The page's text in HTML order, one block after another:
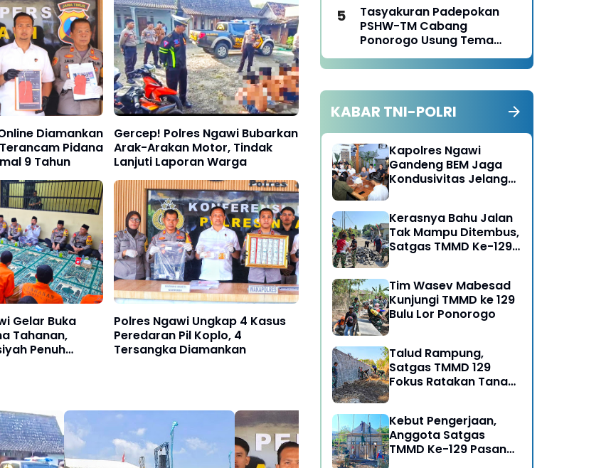
Diamankan
Pidana
9 Tahun
Gercep! Polres Ngawi Bubarkan
Arak-Arakan Motor, Tindak
Lanjuti Laporan Warga
Gelar Buka
Tahanan,
Penuh
Polres Ngawi Ungkap 4 Kasus
Peredaran Pil Koplo, 4
Tersangka Diamankan
Tangan Bantu Warga
Panen Jagung
Tasyakuran Padepokan
PSHW-TM Cabang
Ponorogo Usung Tema
Bersatu dalam
Persaudaraan, Berkarya
Tanggungjawab
KABAR TNI-POLRI
Kapolres Ngawi
Gandeng BEM Jaga
Kondusivitas Jelang
Kerasnya Bahu Jalan
Tak Mampu Ditembus,
Satgas TMMD Ke-129
Tim Wasev Mabesad
Kunjungi TMMD ke 129
Bulu Lor Ponorogo
Talud Rampung,
Satgas TMMD 129
Fokus Ratakan Tanah
Kebut Pengerjaan,
Anggota Satgas
TMMD Ke-129 Pasang